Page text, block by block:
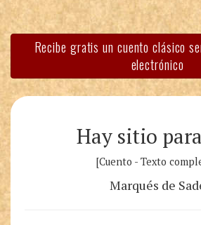
Recibe gratis un cuento clásico
electrónico
Hay sitio
[Cuento - Texto
Marqués de